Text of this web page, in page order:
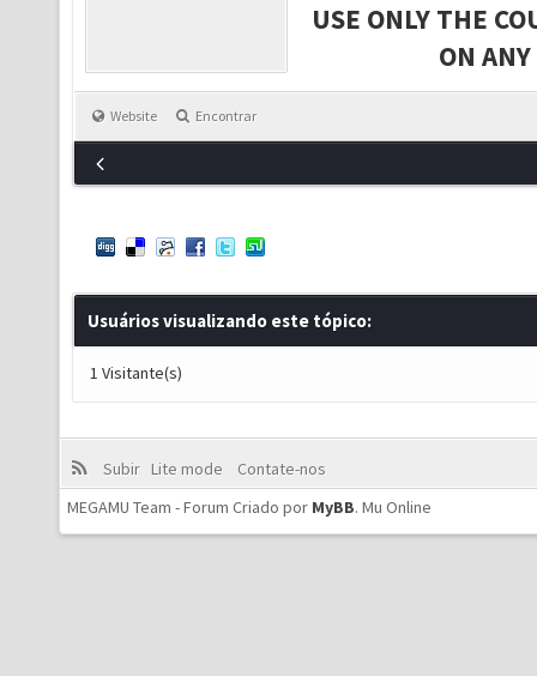
USE ONLY THE
ON
Website Encontrar
Usuários visualizando este tópico:
1 Visitante(s)
Subir Lite mode
Contate-nos
MEGAMU Team - Forum Criado por MyBB. Mu Online